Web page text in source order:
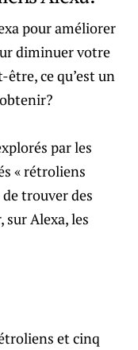
pour améliorer
diminuer votre
être, ce qu’est un
par les
« rétroliens
trouver des
Alexa, les
et cinq